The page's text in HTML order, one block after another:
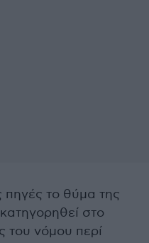
το θύμα της
στο
του νόμου περί